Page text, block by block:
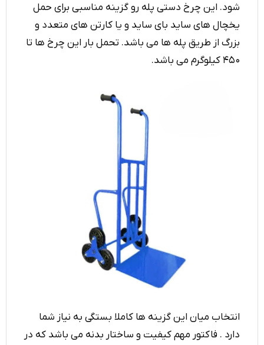
شود. این چرخ دستی پله رو گزینه مناسبی برای حمل
یخچال های ساید بای ساید و یا کارتن های متعدد و
بزرگ از طریق پله ها می باشد. تحمل بار این چرخ ها تا
۴۵۰ کیلوگرم می باشد.
انتخاب میان این گزینه ها کاملا بستگی به نیاز شما
دارد . فاکتور مهم کیفیت و ساختار بدنه می باشد که در